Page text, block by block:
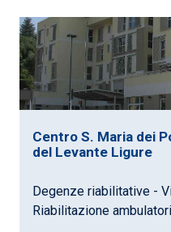
Centro S. Maria dei
del Levante Ligure
Degenze riabilitative -
Riabilitazione